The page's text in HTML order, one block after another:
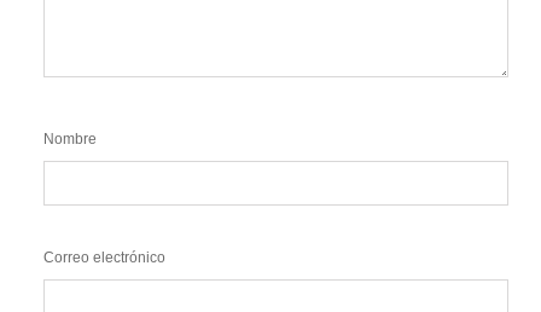
Nombre
Correo electrónico